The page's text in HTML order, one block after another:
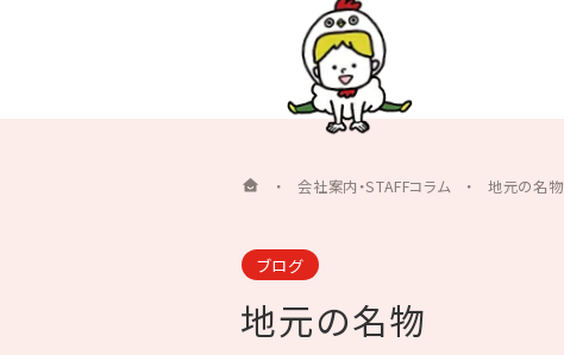
・会社案内・STAFFコラム・地元の名物
ブログ
地元の名物